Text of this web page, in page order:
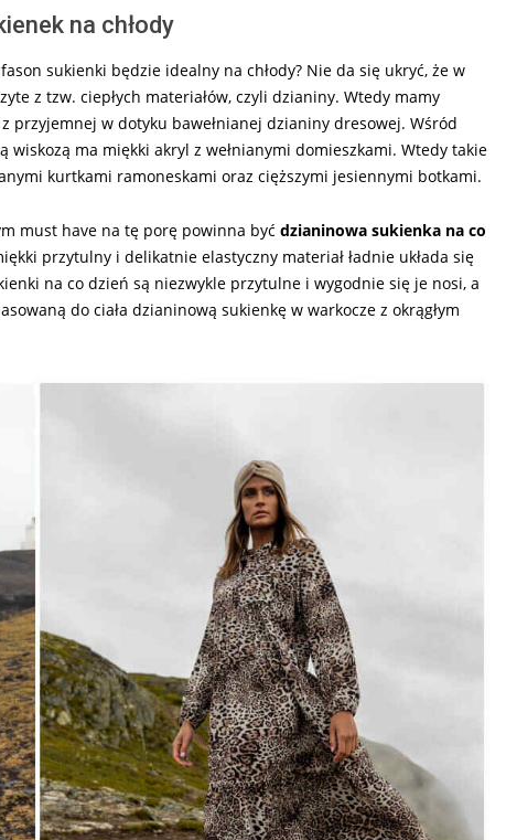
na chłody
sukienki będzie idealny na chłody? Nie da się ukryć, że w
z tzw. ciepłych materiałów, czyli dzianiny. Wtedy mamy
przyjemnej w dotyku bawełnianej dzianiny dresowej. Wśród
ma miękki akryl z wełnianymi domieszkami. Wtedy takie
kurtkami ramoneskami oraz cięższymi jesiennymi botkami.
must have na tę porę powinna być dzianinowa sukienka na co
przytulny i delikatnie elastyczny materiał ładnie układa się
na co dzień są niezwykle przytulne i wygodnie się je nosi, a
do ciała dzianinową sukienkę w warkocze z okrągłym